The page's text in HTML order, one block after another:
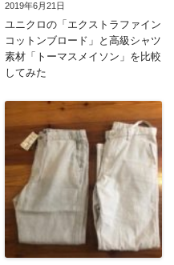
2019年6月21日
ユニクロの「エクストラファイン
コットンブロード」と高級シャツ
素材「トーマスメイソン」を比較
してみた